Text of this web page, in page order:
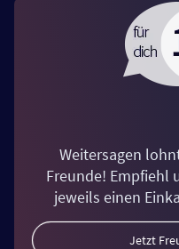
Weitersagen
Freunde! Empfiehl
jeweils einen
Jetzt